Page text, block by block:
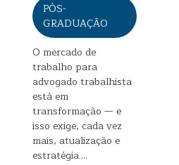
PÓS-
GRADUAÇÃO
O mercado de
trabalho para
advogado trabalhista
está em
transformação — e
isso exige, cada vez
mais, atualização e
estratégia.…